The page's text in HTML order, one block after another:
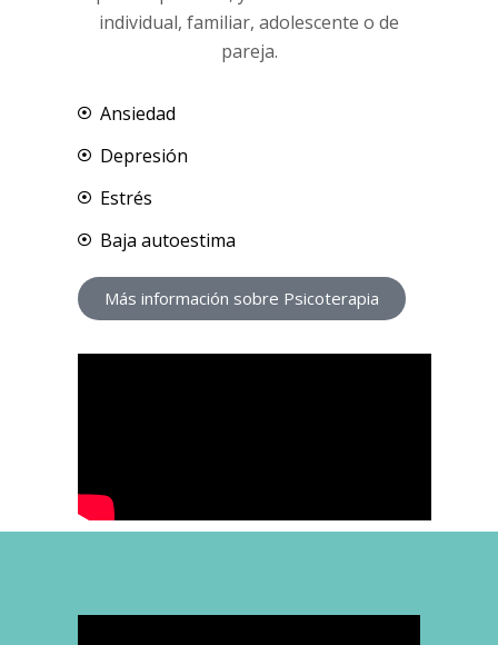
individual, familiar, adolescente o de
pareja.
Ansiedad
Depresión
Estrés
Baja autoestima
Más información sobre Psicoterapia